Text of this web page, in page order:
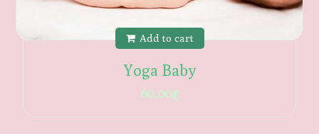
Add to cart
Yoga Baby
60,00€